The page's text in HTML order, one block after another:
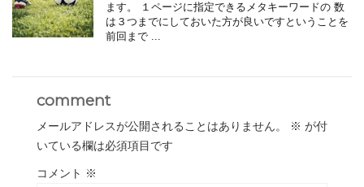
ます。 １ページに指定できるメタキーワードの 数
は３つまでにしておいた方が良いですということを
前回まで ...
comment
メールアドレスが公開されることはありません。 ※ が付
いている欄は必須項目です
コメント ※